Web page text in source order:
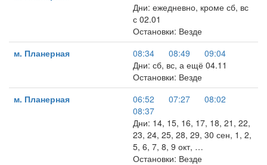
Дни: ежедневно, кроме сб, вс
с 02.01
Остановки: Везде
м. Планерная
08:34 08:49
09:04
Дни: сб, вс, а ещё 04.11
Остановки: Везде
м. Планерная
06:52 07:27
08:02
08:37
Дни: 14, 15, 16, 17, 18, 21, 22,
23, 24, 25, 28, 29, 30 сен, 1, 2,
5, 6, 7, 8, 9 окт, …
Остановки: Везде